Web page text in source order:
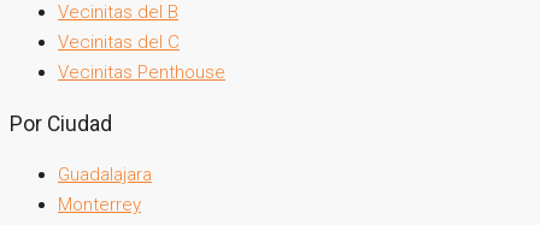
Vecinitas del B
Vecinitas del C
Vecinitas Penthouse
Por Ciudad
Guadalajara
Monterrey